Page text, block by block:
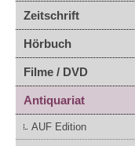
Zeitschrift
Hörbuch
Filme / DVD
Antiquariat
AUF Edition